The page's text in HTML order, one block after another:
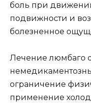
боль при
подвижности и
болезненное
Лечение люмбаго
ограничение
применение